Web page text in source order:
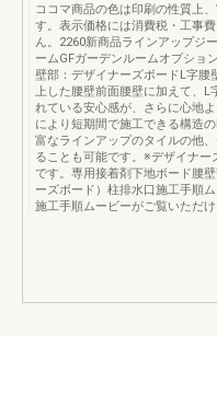
ココマ商品の色は印刷の性質上
す。表示価格には消費税・工事
ん。2260新商品ラインアップジ
ームGFガーデンルームオプショ
壁部：デザイナーズボードL字腰
上した腰壁前面腰壁に加えて、L
れている安心感が、さらに心地
により短期間で施工できる構造
富なラインアップのタイルの他
ることも可能です。※デザイナ
です。専用接着剤下地ボード腰
ーズボード）柱排水口施工手順
施工手順ムービーがご覧いただけ